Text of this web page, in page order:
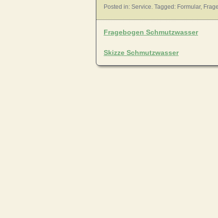
Posted in: Service . Tagged: Formular,
Fragebogen Schmutzwasser
Skizze Schmutzwasser